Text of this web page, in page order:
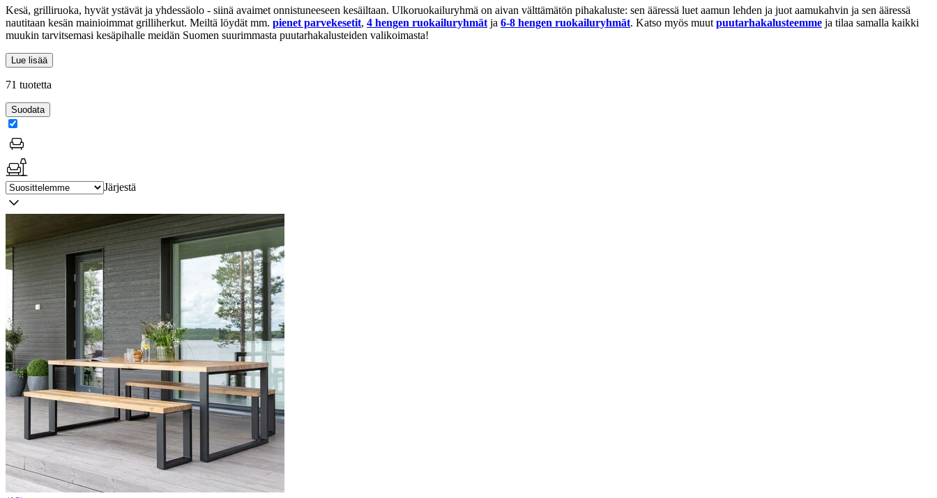
Kesä, grilliruoka, hyvät ystävät ja yhdessäolo - siinä avaimet onnistuneeseen kesäiltaan. Ulkoruokailuryhmä on aivan välttämätön pihakaluste: sen ääressä luet aamun lehden ja juot aamukahvin ja sen ääressä
nautitaan kesän mainioimmat grilliherkut. Meiltä löydät mm. pienet parvekesetit, 4 hengen ruokailuryhmät ja 6-8 hengen ruokailuryhmät. Katso myös muut puutarhakalusteemme ja tilaa samalla kaikki
muukin tarvitsemasi kesäpihalle meidän Suomen suurimmasta puutarhakalusteiden valikoimasta!
Lue lisää
71 tuotetta
Suodata
Järjestä